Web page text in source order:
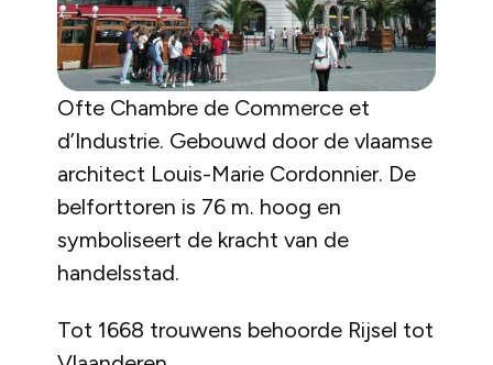
Ofte Chambre de Commerce et
d’Industrie. Gebouwd door de vlaamse
architect Louis-Marie Cordonnier. De
belforttoren is 76 m. hoog en
symboliseert de kracht van de
handelsstad.
Tot 1668 trouwens behoorde Rijsel tot